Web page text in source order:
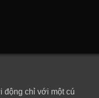
động chỉ với một cú